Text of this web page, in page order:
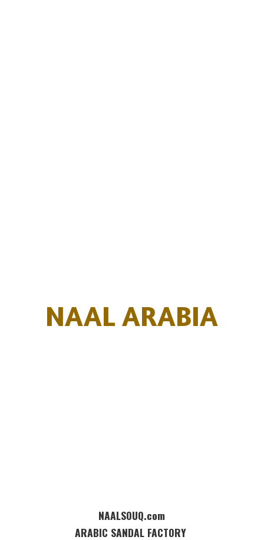
NAAL ARABIA
NAALSOUQ.com
ARABIC SANDAL FACTORY